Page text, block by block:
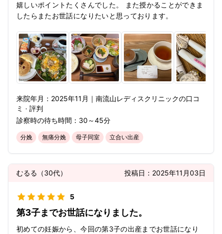
嬉しいポイントたくさんでした。 また授かることができま
したらまたお世話になりたいと思っております。
来院年月： 2025年11月 ｜ 南流山レディスクリニックの口コ
ミ · 評判
診察時の待ち時間： 30～45分
分娩 無痛分娩 母子同室 立合い出産
むるる （30代） 投稿日： 2025年11月03日
5
第3子までお世話になりました。
初めての妊娠から、今回の第3子の出産までお世話になり